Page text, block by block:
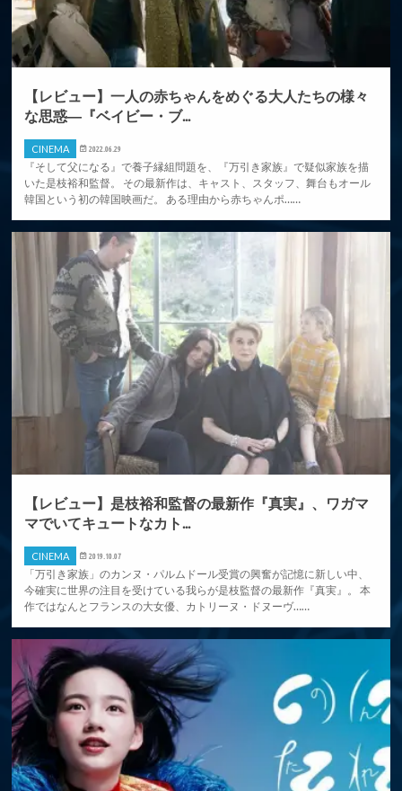
【レビュー】一人の赤ちゃんをめぐる大人たちの様々
な思惑―『ベイビー・ブ...
CINEMA 2022.06.29
『そして父になる』で養子縁組問題を、『万引き家族』で疑似家族を描
いた是枝裕和監督。 その最新作は、キャスト、スタッフ、舞台もオール
韓国という初の韓国映画だ。 ある理由から赤ちゃんポ……
【レビュー】是枝裕和監督の最新作『真実』、ワガマ
マでいてキュートなカト...
CINEMA 2019.10.07
「万引き家族」のカンヌ・パルムドール受賞の興奮が記憶に新しい中、
今確実に世界の注目を受けている我らが是枝監督の最新作『真実』。 本
作ではなんとフランスの大女優、カトリーヌ・ドヌーヴ……